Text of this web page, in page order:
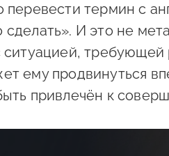
перевести термин с
И это не
ситуацией,
ему продвинуться
привлечён к